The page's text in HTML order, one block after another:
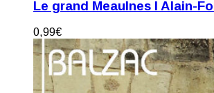
Le grand Meaulnes I Alain-
0,99€